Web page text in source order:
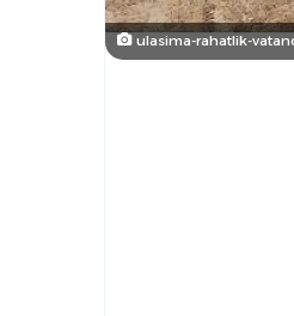
ulasima-rahatlik-